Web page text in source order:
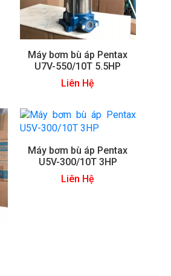
Máy bơm bù áp Pentax
U7V-550/10T 5.5HP
Liên Hệ
Máy bơm bù áp Pentax
U5V-300/10T 3HP
Liên Hệ